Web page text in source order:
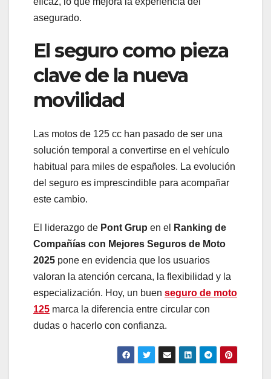
asegurado.
El seguro como pieza
clave de la nueva
movilidad
Las motos de 125 cc han pasado de ser una
solución temporal a convertirse en el vehículo
habitual para miles de españoles. La evolución
del seguro es imprescindible para acompañar
este cambio.
El liderazgo de Pont Grup en el
Ranking de
Compañías con Mejores Seguros de Moto
2025 pone en evidencia que los usuarios
valoran la atención cercana, la flexibilidad y la
especialización. Hoy, un buen seguro de moto
125 marca la diferencia entre circular con
dudas o hacerlo con confianza.